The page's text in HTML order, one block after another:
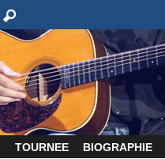
TOURNEE BIOGRAPHIE